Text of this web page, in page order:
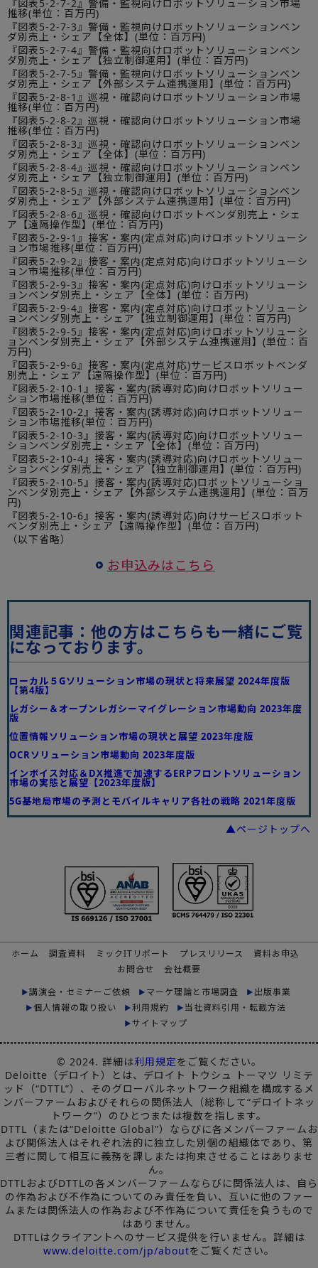
『図表5-2-7-2』警備・監視向けロボットソリューション市場
推移(単位：百万円)
『図表5-2-7-3』警備・監視向けロボットソリューションベン
ダ別売上・シェア【全体】(単位：百万円)
『図表5-2-7-4』警備・監視向けロボットソリューションベン
ダ別売上・シェア【独立制御運用】(単位：百万円)
『図表5-2-7-5』警備・監視向けロボットソリューションベン
ダ別売上・シェア【外部システム連携運用】(単位：百万円)
『図表5-2-8-1』巡視・確認向けロボットソリューション市場
推移(単位：百万円)
『図表5-2-8-2』巡視・確認向けロボットソリューション市場
推移(単位：百万円)
『図表5-2-8-3』巡視・確認向けロボットソリューションベン
ダ別売上・シェア【全体】(単位：百万円)
『図表5-2-8-4』巡視・確認向けロボットソリューションベン
ダ別売上・シェア【独立制御運用】(単位：百万円)
『図表5-2-8-5』巡視・確認向けロボットソリューションベン
ダ別売上・シェア【外部システム連携運用】(単位：百万円)
『図表5-2-8-6』巡視・確認向けロボットベンダ別売上・シェ
ア【遠隔操作型】(単位：百万円)
『図表5-2-9-1』接客・案内(定点対応)向けロボットソリューシ
ョン市場推移(単位：百万円)
『図表5-2-9-2』接客・案内(定点対応)向けロボットソリューシ
ョン市場推移(単位：百万円)
『図表5-2-9-3』接客・案内(定点対応)向けロボットソリューシ
ョンベンダ別売上・シェア【全体】(単位：百万円)
『図表5-2-9-4』接客・案内(定点対応)向けロボットソリューシ
ョンベンダ別売上・シェア【独立制御運用】(単位：百万円)
『図表5-2-9-5』接客・案内(定点対応)向けロボットソリューシ
ョンベンダ別売上・シェア【外部システム連携運用】(単位：百
万円)
『図表5-2-9-6』接客・案内(定点対応)サービスロボットベンダ
別売上・シェア【遠隔操作型】(単位：百万円)
『図表5-2-10-1』接客・案内(誘導対応)向けロボットソリュー
ション市場推移(単位：百万円)
『図表5-2-10-2』接客・案内(誘導対応)向けロボットソリュー
ション市場推移(単位：百万円)
『図表5-2-10-3』接客・案内(誘導対応)向けロボットソリュー
ションベンダ別売上・シェア【全体】(単位：百万円)
『図表5-2-10-4』接客・案内(誘導対応)向けロボットソリュー
ションベンダ別売上・シェア【独立制御運用】(単位：百万円)
『図表5-2-10-5』接客・案内(誘導対応)ロボットソリューショ
ンベンダ別売上・シェア【外部システム連携運用】(単位：百万
円)
『図表5-2-10-6』接客・案内(誘導対応)向けサービスロボット
ベンダ別売上・シェア【遠隔操作型】(単位：百万円)
（以下省略）
お申込みはこちら
関連記事：他の方はこちらも一緒にご覧
になっております。
ローカル５Gソリューション市場の現状と将来展望 2024年度版
【第4版】
レガシー＆オープンレガシーマイグレーション市場動向 2023年度
版
位置情報ソリューション市場の現状と展望 2023年度版
OCRソリューション市場動向 2023年度版
インボイス対応＆DX推進で加速するERPフロントソリューション
市場の実態と展望【2023年度版】
5G基地局市場の予測とモバイルキャリア各社の戦略 2021年度版
▲ページトップへ
ホーム 調査資料 ミックITリポート プレスリリース
資料お申込
お問合せ
会社概要
講演会・セミナーご依頼
マーケ理論と市場調査
出版事業
個人情報の取り扱い
利用規約
当社資料引用・転載方法
サイトマップ
© 2024. 詳細は利用規定をご覧ください。
Deloitte（デロイト）とは、デロイト トウシュ トーマツ リミテ
ッド（“DTTL”）、そのグローバルネットワーク組織を構成するメ
ンバーファームおよびそれらの関係法人（総称して“デロイトネッ
トワーク”）のひとつまたは複数を指します。
DTTL（または“Deloitte Global”）ならびに各メンバーファームお
よび関係法人はそれぞれ法的に独立した別個の組織体であり、第
三者に関して相互に義務を課しまたは拘束させることはありませ
ん。
DTTLおよびDTTLの各メンバーファームならびに関係法人は、自ら
の作為および不作為についてのみ責任を負い、互いに他のファー
ムまたは関係法人の作為および不作為について責任を負うもので
はありません。
DTTLはクライアントへのサービス提供を行いません。詳細は
www.deloitte.com/jp/aboutをご覧ください。